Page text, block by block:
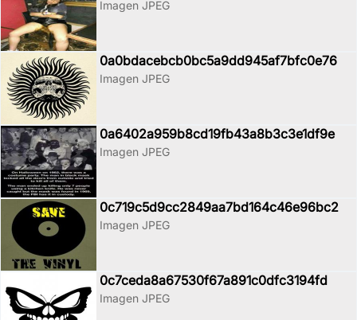
Imagen JPEG
0a0bdacebcb0bc5a9dd945af7bfc0e76
Imagen JPEG
0a6402a959b8cd19fb43a8b3c3e1df9e
Imagen JPEG
0c719c5d9cc2849aa7bd164c46e96bc2
Imagen JPEG
0c7ceda8a67530f67a891c0dfc3194fd
Imagen JPEG